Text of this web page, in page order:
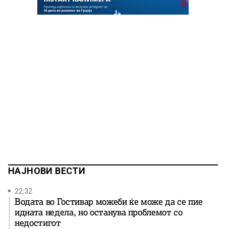
НАЈНОВИ ВЕСТИ
22:32
Водата во Гостивар можеби ќе може да се пие
идната недела, но останува проблемот со
недостигот